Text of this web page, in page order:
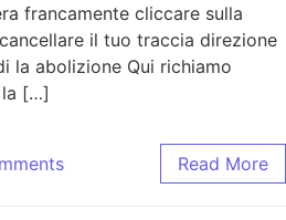
francamente cliccare sulla
il tuo traccia direzione
la abolizione Qui richiamo
la […]
Read More